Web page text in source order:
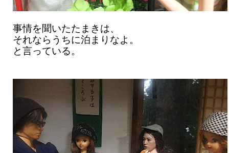
事情を聞いたたまきは、
それならうちに泊まりなよ。
と言っている。